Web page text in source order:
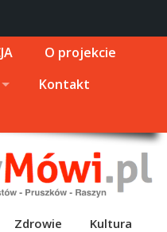
O projekcie
Kontakt
Zdrowie Kultura